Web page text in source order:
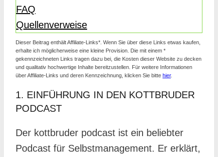
FAQ
Quellenverweise
Dieser Beitrag enthält Affiliate-Links*. Wenn Sie über diese Links etwas kaufen,
erhalte ich möglicherweise eine kleine Provision. Die mit einem *
gekennzeichneten Links tragen dazu bei, die Kosten dieser Website zu decken
und qualitativ hochwertige Inhalte bereitzustellen. Für weitere Informationen
über Affiliate-Links und deren Kennzeichnung, klicken Sie bitte hier.
1. EINFÜHRUNG IN DEN KOTTBRUDER
PODCAST
Der kottbruder podcast ist ein beliebter
Podcast für Selbstmanagement. Er erklärt,